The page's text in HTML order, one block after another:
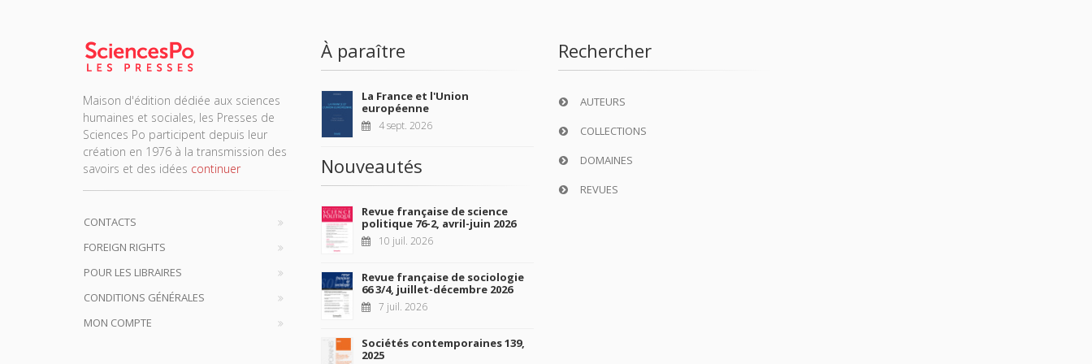
Maison d'édition dédiée aux sciences
humaines et sociales, les Presses de
Sciences Po participent depuis leur
création en 1976 à la transmission des
savoirs et des idées continuer
CONTACTS
FOREIGN RIGHTS
POUR LES LIBRAIRES
CONDITIONS GÉNÉRALES
MON COMPTE
À paraître
La France et l'Union
européenne
4 sept. 2026
Nouveautés
Revue française de science
politique 76-2, avril-juin 2026
10 juil. 2026
Revue française de sociologie
66 3/4, juillet-décembre 2026
7 juil. 2026
Sociétés contemporaines 139,
2025
Rechercher
AUTEURS
COLLECTIONS
DOMAINES
REVUES